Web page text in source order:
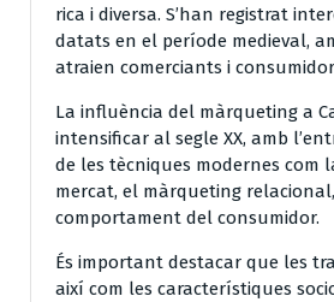
rica i diversa. S’han registrat
datats en el període medieval,
atraien comerciants i
La influència del màrqueting a
intensificar al segle XX, amb
de les tècniques modernes com
mercat, el màrqueting
comportament del consumidor.
És important destacar que les
així com les característiques